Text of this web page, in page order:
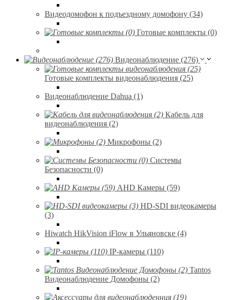
Видеодомофон к подъездному домофону (34)
Готовые комплекты (0)
Видеонаблюдение (276)
Готовые комплекты видеонаблюдения (25)
Видеонаблюдение Dahua (1)
Кабель для
видеонаблюдения (2)
Микрофоны (2)
Системы
Безопасности (0)
AHD Камеры (59)
HD-SDI видеокамеры
(3)
Hiwatch HikVision iFlow в Ульяновске (4)
IP-камеры (110)
Tantos
Видеонаблюдение Домофоны (2)